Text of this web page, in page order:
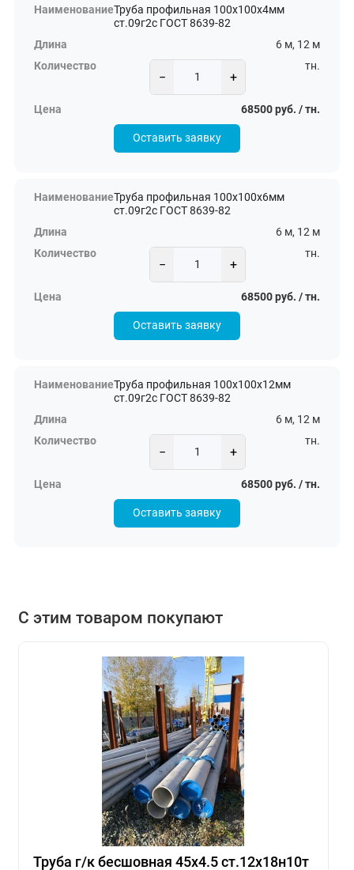
Труба профильная 100х100х4мм
ст.09г2с ГОСТ 8639-82
6 м, 12 м
− +
тн.
68500 руб. / тн.
Оставить заявку
Труба профильная 100х100х6мм
ст.09г2с ГОСТ 8639-82
6 м, 12 м
− +
тн.
68500 руб. / тн.
Оставить заявку
Труба профильная 100х100х12мм
ст.09г2с ГОСТ 8639-82
6 м, 12 м
− +
тн.
68500 руб. / тн.
Оставить заявку
С этим товаром покупают
Труба г/к бесшовная 45х4.5 ст.12х18н10т